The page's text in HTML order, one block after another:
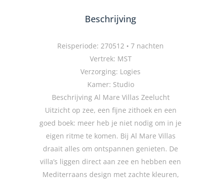
Beschrijving
Reisperiode: 270512 • 7 nachten
Vertrek: MST
Verzorging: Logies
Kamer: Studio
Beschrijving Al Mare Villas Zeelucht
Uitzicht op zee, een fijne zithoek en een
goed boek: meer heb je niet nodig om in je
eigen ritme te komen. Bij Al Mare Villas
draait alles om ontspannen genieten. De
villa’s liggen direct aan zee en hebben een
Mediterraans design met zachte kleuren,